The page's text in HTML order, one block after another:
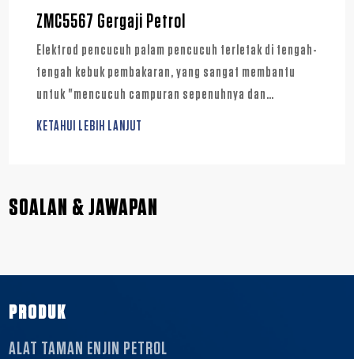
ZMC5567 Gergaji Petrol
Elektrod pencucuh palam pencucuh terletak di tengah-
tengah kebuk pembakaran, yang sangat membantu
untuk "mencucuh campuran sepenuhnya dan
memperoleh kuasa yang lebih tinggi dan penggunaan
KETAHUI LEBIH LANJUT
SOALAN & JAWAPAN
PRODUK
ALAT TAMAN ENJIN PETROL